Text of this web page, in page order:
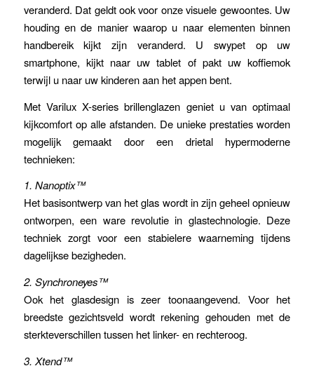
veranderd. Dat geldt ook voor onze visuele gewoontes. Uw
houding en de manier waarop u naar elementen binnen
handbereik kijkt zijn veranderd. U swypet op uw
smartphone, kijkt naar uw tablet of pakt uw koffiemok
terwijl u naar uw kinderen aan het appen bent.
Met Varilux X-series brillenglazen geniet u van optimaal
kijkcomfort op alle afstanden. De unieke prestaties worden
mogelijk gemaakt door een drietal hypermoderne
technieken:
1. Nanoptix™
Het basisontwerp van het glas wordt in zijn geheel opnieuw
ontworpen, een ware revolutie in glastechnologie. Deze
techniek zorgt voor een stabielere waarneming tijdens
dagelijkse bezigheden.
2. Synchroneyes™
Ook het glasdesign is zeer toonaangevend. Voor het
breedste gezichtsveld wordt rekening gehouden met de
sterkteverschillen tussen het linker- en rechteroog.
3. Xtend™